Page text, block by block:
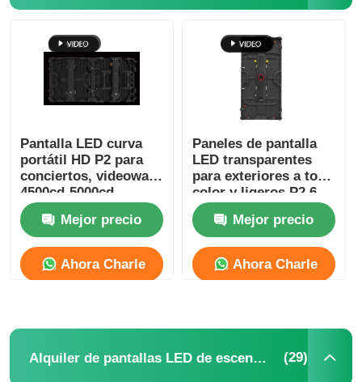
Pantalla LED curva
portátil HD P2 para
conciertos, videowall,
4500cd-5000cd
Mejor precio
Ahora Charle
Paneles de pantalla
LED transparentes
para exteriores a todo
color y ligeros P2.6
P2.9 Impermeables
personalizados
Mejor precio
Ahora Charle
Alquiler de pantallas LED de escenario (29)